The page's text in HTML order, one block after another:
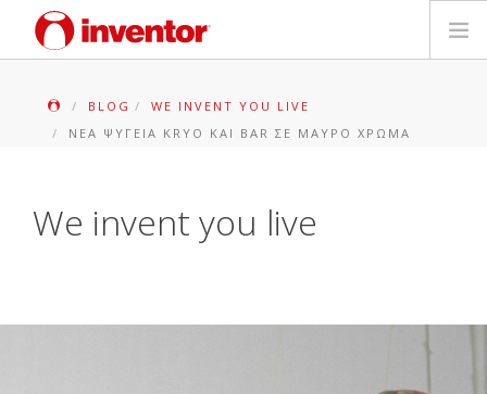
BLOG
WE INVENT YOU LIVE
ΝΈΑ ΨΥΓΕΊΑ KRYO ΚΑΙ BAR ΣΕ ΜΑΎΡΟ ΧΡΏΜΑ
We invent you live